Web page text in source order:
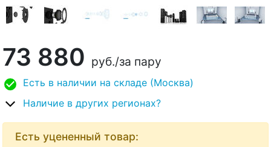
73 880 руб./за пару
Есть в наличии на складе (Москва)
Наличие в других регионах?
Есть уцененный товар: